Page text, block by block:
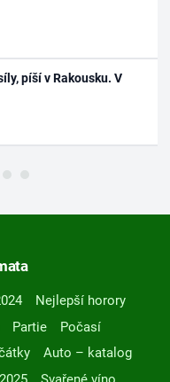
píší v Rakousku. V
Nejlepší horory
Partie
Počasí
Auto – katalog